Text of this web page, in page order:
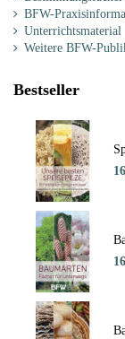
BFW-
Unterrichtsmaterial
Weitere BFW-
Bestseller